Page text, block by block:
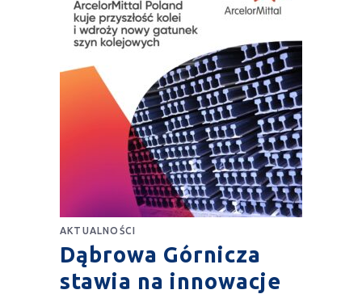
AKTUALNOŚCI
Dąbrowa Górnicza
stawia na innowacje